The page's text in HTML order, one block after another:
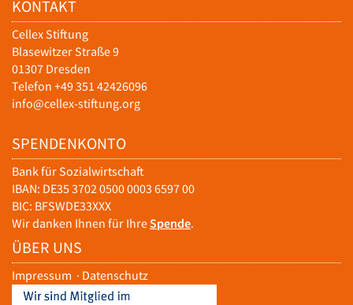
KONTAKT
Cellex Stiftung
Blasewitzer Straße 9
01307 Dresden
Telefon +49 351 42426096
info@cellex-stiftung.org
SPENDENKONTO
Bank für Sozialwirtschaft
IBAN: DE35 3702 0500 0003 6597 00
BIC: BFSWDE33XXX
Wir danken Ihnen für IhreSpende.
ÜBER UNS
Impressum · Datenschutz